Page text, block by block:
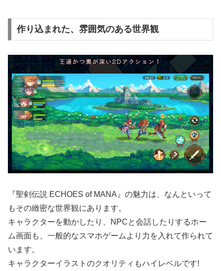
作り込まれた、雰囲気のある世界観
『聖剣伝説 ECHOES of MANA』の魅力は、なんといって
もその緻密な世界観にあります。
キャラクターを動かしたり、NPCと会話したりするホー
ム画面も、一般的なスマホゲームより力を入れて作られて
います。
キャラクターイラストのクオリティもハイレベルです!